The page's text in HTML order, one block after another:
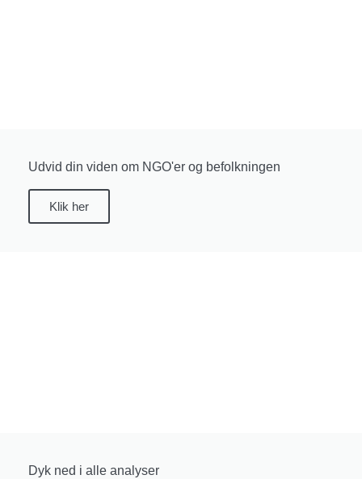
Udvid din viden om NGO'er og befolkningen
Klik her
Dyk ned i alle analyser